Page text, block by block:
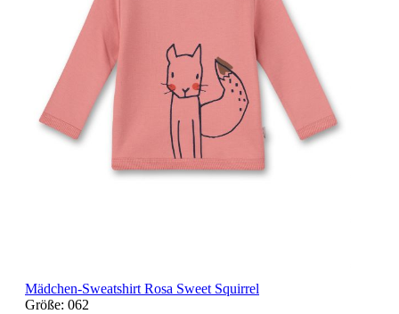
Mädchen-Sweatshirt Rosa Sweet Squirrel
Größe: 062